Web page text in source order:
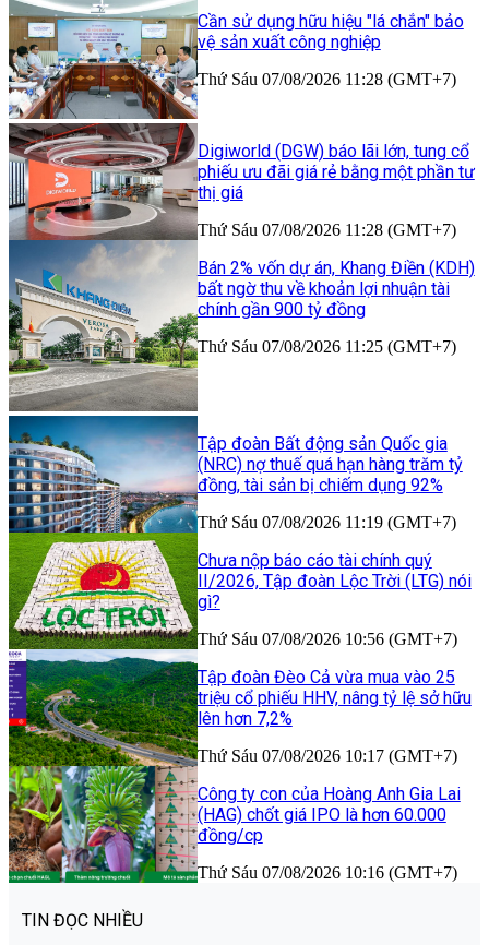
Cần sử dụng hữu hiệu "lá chắn" bảo
vệ sản xuất công nghiệp
Thứ Sáu 07/08/2026 11:28 (GMT+7)
Digiworld (DGW) báo lãi lớn, tung cổ
phiếu ưu đãi giá rẻ bằng một phần tư
thị giá
Thứ Sáu 07/08/2026 11:28 (GMT+7)
Bán 2% vốn dự án, Khang Điền (KDH)
bất ngờ thu về khoản lợi nhuận tài
chính gần 900 tỷ đồng
Thứ Sáu 07/08/2026 11:25 (GMT+7)
Tập đoàn Bất động sản Quốc gia
(NRC) nợ thuế quá hạn hàng trăm tỷ
đồng, tài sản bị chiếm dụng 92%
Thứ Sáu 07/08/2026 11:19 (GMT+7)
Chưa nộp báo cáo tài chính quý
II/2026, Tập đoàn Lộc Trời (LTG) nói
gì?
Thứ Sáu 07/08/2026 10:56 (GMT+7)
Tập đoàn Đèo Cả vừa mua vào 25
triệu cổ phiếu HHV, nâng tỷ lệ sở hữu
lên hơn 7,2%
Thứ Sáu 07/08/2026 10:17 (GMT+7)
Công ty con của Hoàng Anh Gia Lai
(HAG) chốt giá IPO là hơn 60.000
đồng/cp
Thứ Sáu 07/08/2026 10:16 (GMT+7)
TIN ĐỌC NHIỀU